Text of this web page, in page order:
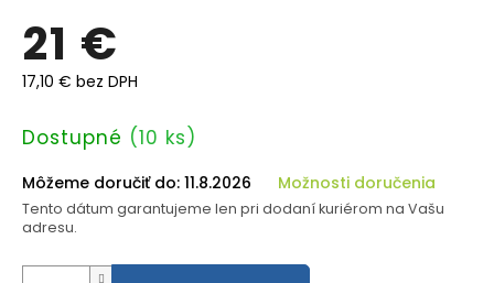
21 €
17,10 € bez DPH
Jednotková
Dostupné (10 ks)
Môžeme doručiť do: 11.8.2026 Možnosti doručenia
Tento dátum garantujeme len pri dodaní kuriérom na Vašu
adresu.